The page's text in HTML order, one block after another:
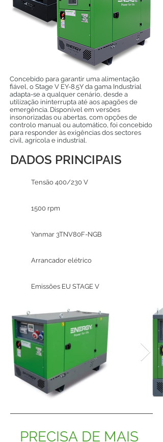
Concebido para garantir uma alimentação
fiável, o Stage V EY-8.5Y da gama Industrial
adapta-se a qualquer cenário, desde a
utilização ininterrupta até aos apagões de
emergência. Disponível em versões
insonorizadas ou abertas, com opções de
controlo manual ou automático, foi concebido
para responder às exigências dos sectores
civil, agrícola e industrial.
DADOS PRINCIPAIS
Tensão 400/230 V
1500 rpm
Yanmar 3TNV80F-NGB
Arrancador elétrico
Emissões EU STAGE V
PRECISA DE MAIS